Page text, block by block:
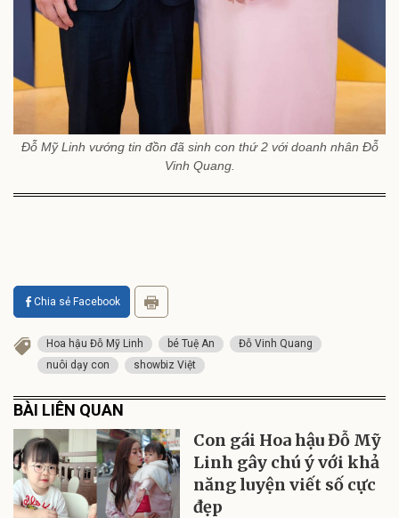
Đỗ Mỹ Linh vướng tin đồn đã sinh con thứ 2 với doanh nhân Đỗ
Vinh Quang.
Chia sẻ Facebook
Hoa hậu Đỗ Mỹ Linh bé Tuệ An
Đỗ Vinh Quang
nuôi dạy con
showbiz Việt
BÀI LIÊN QUAN
Con gái Hoa hậu Đỗ Mỹ
Linh gây chú ý với khả
năng luyện viết số cực
đẹp